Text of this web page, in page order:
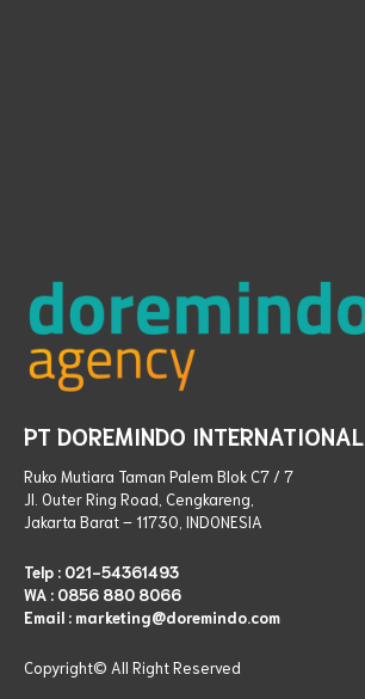
PT DOREMINDO INTERNATIONAL
Ruko Mutiara Taman Palem Blok C7 / 7
Jl. Outer Ring Road, Cengkareng,
Jakarta Barat – 11730, INDONESIA
Telp : 021-54361493
WA : 0856 880 8066
Email : marketing@doremindo.com
Copyright© All RightReserved